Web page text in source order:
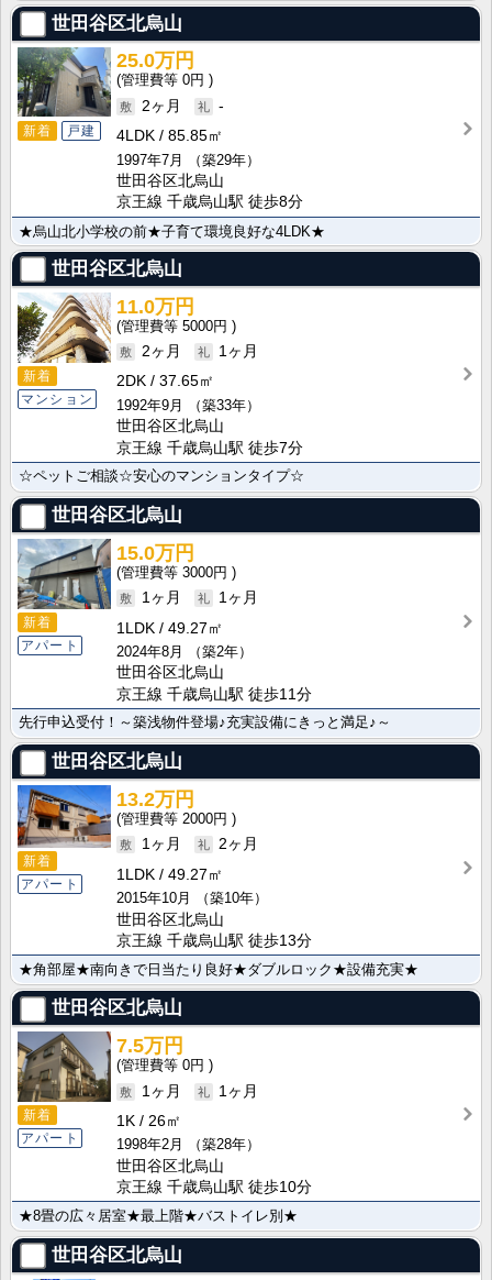
世田谷区北烏山
新着 戸建
25.0万円
0円
2ヶ月
-
4LDK
85.85㎡
1997年7月
（築29年）
世田谷区北烏山
京王線 千歳烏山駅 徒歩8分
★烏山北小学校の前★子育て環境良好な4LDK★
世田谷区北烏山
新着
マンション
11.0万円
5000円
2ヶ月
1ヶ月
2DK
37.65㎡
1992年9月
（築33年）
世田谷区北烏山
京王線 千歳烏山駅 徒歩7分
☆ペットご相談☆安心のマンションタイプ☆
世田谷区北烏山
新着
アパート
15.0万円
3000円
1ヶ月
1ヶ月
1LDK
49.27㎡
2024年8月
（築2年）
世田谷区北烏山
京王線 千歳烏山駅 徒歩11分
先行申込受付！～築浅物件登場♪充実設備にきっと満足♪～
世田谷区北烏山
新着
アパート
13.2万円
2000円
1ヶ月
2ヶ月
1LDK
49.27㎡
2015年10月
（築10年）
世田谷区北烏山
京王線 千歳烏山駅 徒歩13分
★角部屋★南向きで日当たり良好★ダブルロック★設備充実★
世田谷区北烏山
新着
アパート
7.5万円
0円
1ヶ月
1ヶ月
1K
26㎡
1998年2月
（築28年）
世田谷区北烏山
京王線 千歳烏山駅 徒歩10分
★8畳の広々居室★最上階★バストイレ別★
世田谷区北烏山